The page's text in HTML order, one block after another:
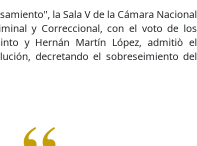
la Sala V de la Cámara Nacional
y Correccional, con el voto de los
y Hernán Martín López, admitiò el
decretando el sobreseimiento del